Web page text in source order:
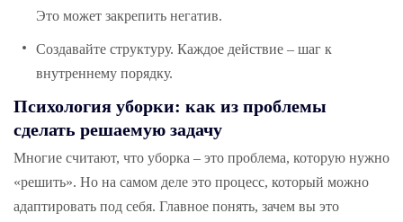
Это может закрепить негатив.
Создавайте структуру. Каждое действие – шаг к
внутреннему порядку.
Психология уборки: как из проблемы
сделать решаемую задачу
Многие считают, что уборка – это проблема, которую нужно
«решить». Но на самом деле это процесс, который можно
адаптировать под себя. Главное понять, зачем вы это